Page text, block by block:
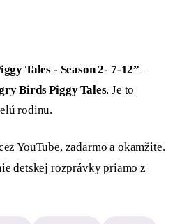
Tales - Season 2- 7-12” –
Birds Piggy Tales. Je to
rodinu.
YouTube, zadarmo a okamžite.
detskej rozprávky priamo z